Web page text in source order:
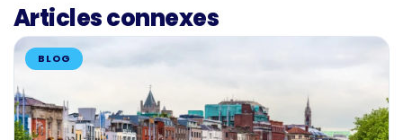
Articles connexes
BLOG